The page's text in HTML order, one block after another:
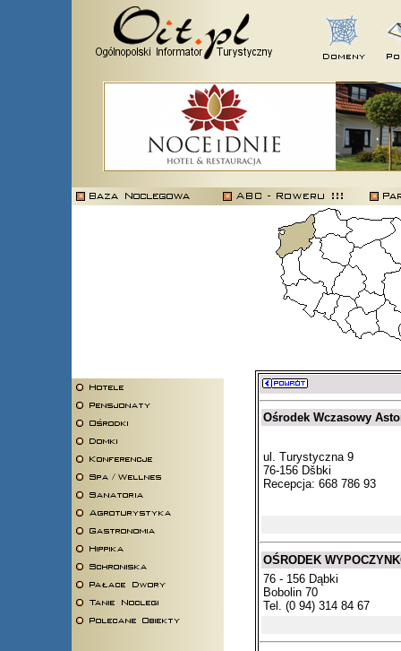
Ośrodek Wczasowy
ul. Turystyczna 9
76-156 Dšbki
Recepcja: 668 786 93
OŚRODEK
76 - 156 Dąbki
Bobolin 70
Tel. (0 94) 314 84 67